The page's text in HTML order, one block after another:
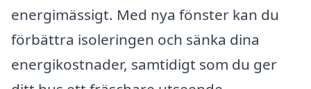
energimässigt. Med nya fönster kan du
förbättra isoleringen och sänka dina
energikostnader, samtidigt som du ger